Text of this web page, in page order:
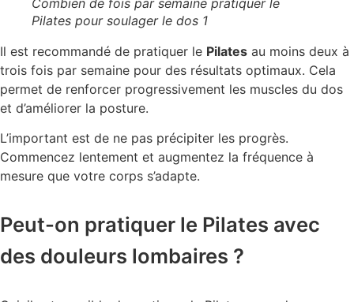
Pilates pour soulager le dos 1
Il est recommandé de pratiquer le Pilates au moins deux à
trois fois par semaine pour des résultats optimaux. Cela
permet de renforcer progressivement les muscles du dos
et d’améliorer la posture.
L’important est de ne pas précipiter les progrès.
Commencez lentement et augmentez la fréquence à
mesure que votre corps s’adapte.
Peut-on pratiquer le Pilates avec
des douleurs lombaires ?